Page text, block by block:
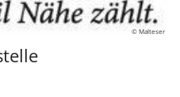
© Malteser